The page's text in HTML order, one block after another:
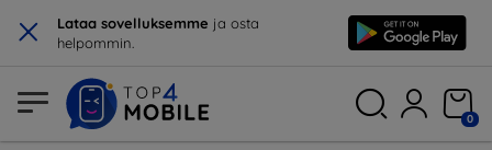
× Lataa sovelluksemme ja osta
helpommin.
0